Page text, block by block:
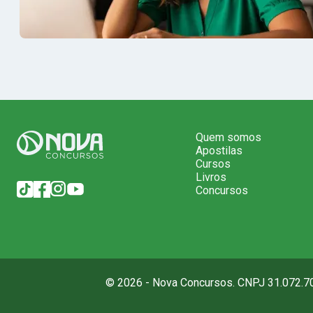
Quem somos
Apostilas
Cursos
Livros
Concursos
© 2026 - Nova Concursos. CNPJ